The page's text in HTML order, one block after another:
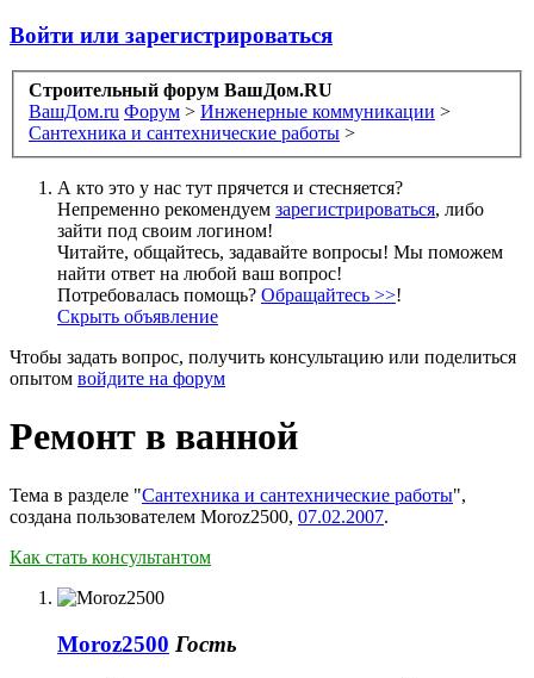
Войти или зарегистрироваться
Строительный форум ВашДом.RU
ВашДом.ru Форум > Инженерные коммуникации >
Сантехника и сантехнические работы >
А кто это у нас тут прячется и стесняется?
Непременно рекомендуем зарегистрироваться, либо
зайти под своим логином!
Читайте, общайтесь, задавайте вопросы! Мы поможем
найти ответ на любой ваш вопрос!
Потребовалась помощь? Обращайтесь >>!
Скрыть объявление
Чтобы задать вопрос, получить консультацию или поделиться
опытом войдите на форум
Ремонт в ванной
Тема в разделе "Сантехника и сантехнические работы",
создана пользователем Moroz2500, 07.02.2007.
Как стать консультантом
Moroz2500 Гость